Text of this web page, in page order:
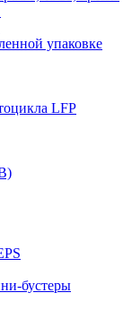
упаковке
LFP
бустеры